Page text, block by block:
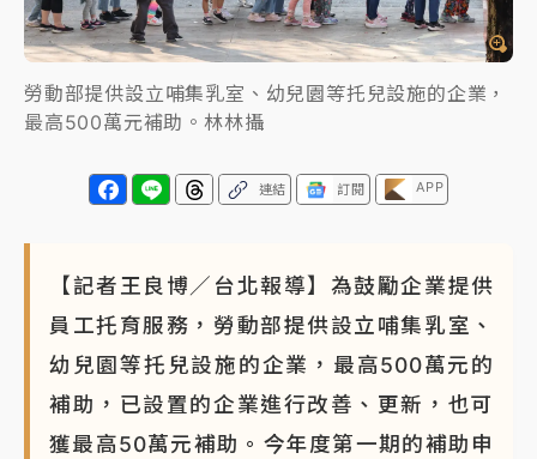
押庭
父親節泡湯了！中颱白海豚雨彈轟3天 「紅到發紫」降
雨熱區曝
勞動部提供設立哺集乳室、幼兒園等托兒設施的企業，
最高500萬元補助。林林攝
連結 訂閱 APP
【記者王良博／台北報導】為鼓勵企業提供
員工托育服務，勞動部提供設立哺集乳室、
幼兒園等托兒設施的企業，最高500萬元的
補助，已設置的企業進行改善、更新，也可
獲最高50萬元補助。今年度第一期的補助申